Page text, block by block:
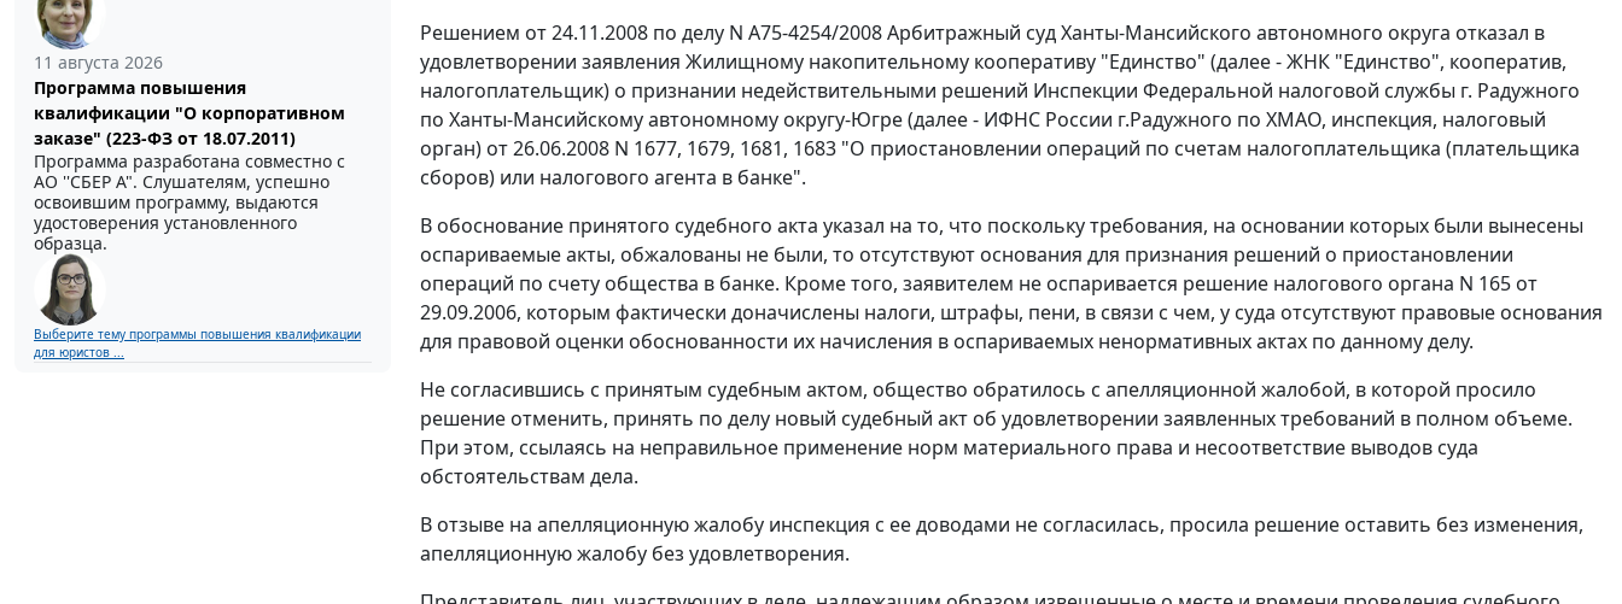
11 августа 2026
Программа повышения
квалификации "О корпоративном
заказе" (223-ФЗ от 18.07.2011)
Программа разработана совместно с
АО ''СБЕР А". Слушателям, успешно
освоившим программу, выдаются
удостоверения установленного
образца.
Выберите тему программы повышения квалификации
для юристов ...
Решением от 24.11.2008 по делу N А75-4254/2008 Арбитражный суд Ханты-Мансийского автономного округа отказал в
удовлетворении заявления Жилищному накопительному кооперативу "Единство" (далее - ЖНК "Единство", кооператив,
налогоплательщик) о признании недействительными решений Инспекции Федеральной налоговой службы г. Радужного
по Ханты-Мансийскому автономному округу-Югре (далее - ИФНС России г.Радужного по ХМАО, инспекция, налоговый
орган) от 26.06.2008 N 1677, 1679, 1681, 1683 "О приостановлении операций по счетам налогоплательщика (плательщика
сборов) или налогового агента в банке".
В обоснование принятого судебного акта указал на то, что поскольку требования, на основании которых были вынесены
оспариваемые акты, обжалованы не были, то отсутствуют основания для признания решений о приостановлении
операций по счету общества в банке. Кроме того, заявителем не оспаривается решение налогового органа N 165 от
29.09.2006, которым фактически доначислены налоги, штрафы, пени, в связи с чем, у суда отсутствуют правовые основания
для правовой оценки обоснованности их начисления в оспариваемых ненормативных актах по данному делу.
Не согласившись с принятым судебным актом, общество обратилось с апелляционной жалобой, в которой просило
решение отменить, принять по делу новый судебный акт об удовлетворении заявленных требований в полном объеме.
При этом, ссылаясь на неправильное применение норм материального права и несоответствие выводов суда
обстоятельствам дела.
В отзыве на апелляционную жалобу инспекция с ее доводами не согласилась, просила решение оставить без изменения,
апелляционную жалобу без удовлетворения.